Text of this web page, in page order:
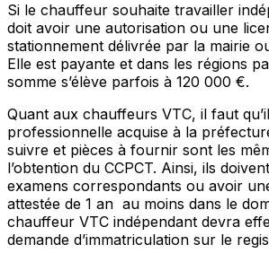
Si le chauffeur souhaite travailler
doit avoir une autorisation ou une
stationnement délivrée par la mairie
Elle est payante et dans les régions
somme s’élève parfois à 120 000 €.
Quant aux chauffeurs VTC, il faut
professionnelle acquise à la
suivre et pièces à fournir sont les
l’obtention du CCPCT. Ainsi, ils
examens correspondants ou avoir
attestée de 1 an au moins dans le
chauffeur VTC indépendant devra
demande d’immatriculation sur le